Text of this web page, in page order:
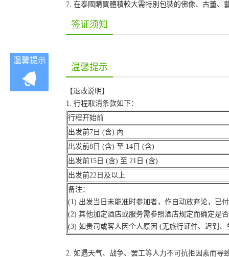
7. 在泰國購買體積較大需特別包裝的佛像、古董
签证须知
温馨提示
温馨提示
【退改说明】
1. 行程取消条款如下：
行程开始前
出发前7日 (含) 內
出发前8日 (含) 至 14日 (含)
出发前15日 (含) 至 21日 (含)
出发前22日及以上
备注：
(1) 出发当日未能准时参加者，作自动放弃论，已
(2) 其他加定酒店或服务需参照酒店规定而确定是
(3) 如贵司或客人因个人原因 (无旅行证件、迟到
2. 如遇天气、战争、罢工等人力不可抗拒因素而